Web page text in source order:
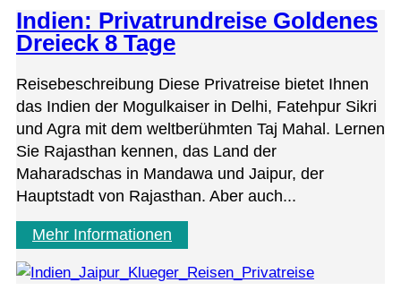
Indien: Privatrundreise Goldenes
Dreieck 8 Tage
Reisebeschreibung Diese Privatreise bietet Ihnen
das Indien der Mogulkaiser in Delhi, Fatehpur Sikri
und Agra mit dem weltberühmten Taj Mahal. Lernen
Sie Rajasthan kennen, das Land der
Maharadschas in Mandawa und Jaipur, der
Hauptstadt von Rajasthan. Aber auch...
Mehr Informationen